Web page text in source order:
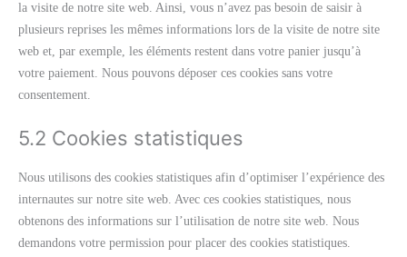
la visite de notre site web. Ainsi, vous n’avez pas besoin de saisir à
plusieurs reprises les mêmes informations lors de la visite de notre site
web et, par exemple, les éléments restent dans votre panier jusqu’à
votre paiement. Nous pouvons déposer ces cookies sans votre
consentement.
5.2 Cookies statistiques
Nous utilisons des cookies statistiques afin d’optimiser l’expérience des
internautes sur notre site web. Avec ces cookies statistiques, nous
obtenons des informations sur l’utilisation de notre site web. Nous
demandons votre permission pour placer des cookies statistiques.